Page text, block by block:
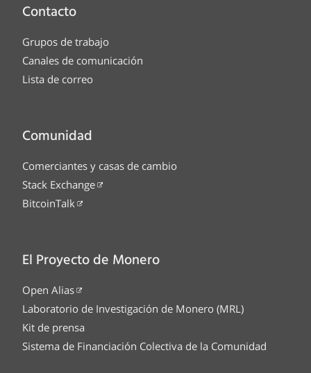
Contacto
Grupos de trabajo
Canales de comunicación
Lista de correo
Comunidad
Comerciantes y casas de cambio
Stack Exchange
BitcoinTalk
El Proyecto de Monero
Open Alias
Laboratorio de Investigación de Monero (MRL)
Kit de prensa
Sistema de Financiación Colectiva de la Comunidad